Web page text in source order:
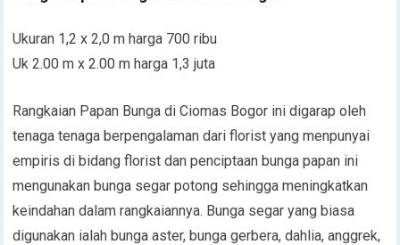
Ukuran 1,2 x 2,0 m harga 700 ribu
Uk 2.00 m x 2.00 m harga 1,3 juta
Rangkaian Papan Bunga di Ciomas Bogor ini digarap oleh
tenaga tenaga berpengalaman dari florist yang menpunyai
empiris di bidang florist dan penciptaan bunga papan ini
mengunakan bunga segar potong sehingga meningkatkan
keindahan dalam rangkaiannya. Bunga segar yang biasa
digunakan ialah bunga aster, bunga gerbera, dahlia, anggrek,